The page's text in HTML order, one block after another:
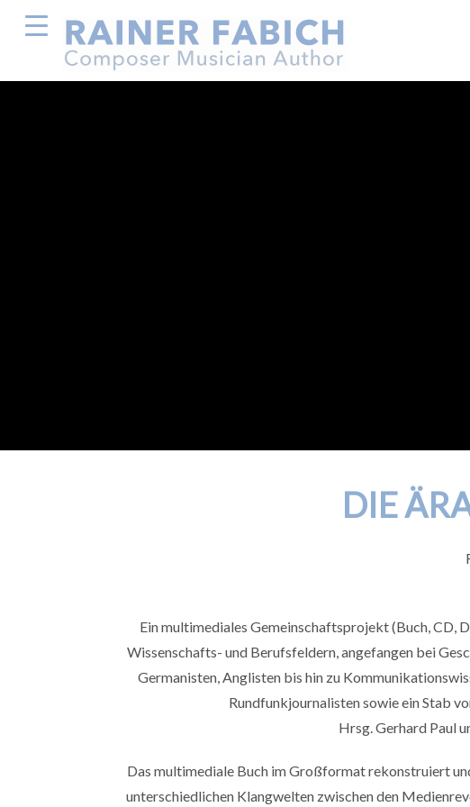
DIE
Ein multimediales Gemeinschaftsprojekt (Buch, CD,
Wissenschafts- und Berufsfeldern, angefangen bei
Germanisten, Anglisten bis hin zu
Rundfunkjournalisten sowie ein Stab
Hrsg. Gerhard Paul
Das multimediale Buch im Großformat rekonstruiert
unterschiedlichen Klangwelten zwischen den